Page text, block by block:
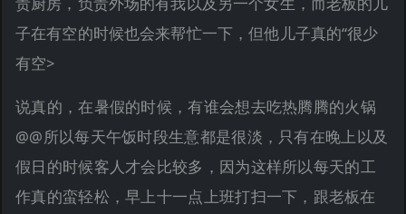
子在有空的时候也会来帮忙一下，但他儿子真的“很少
有空>
说真的，在暑假的时候，有谁会想去吃热腾腾的火锅
@@所以每天午饭时段生意都是很淡，只有在晚上以及
假日的时候客人才会比较多，因为这样所以每天的工
作真的蛮轻松，早上十一点上班打扫一下，跟老板在